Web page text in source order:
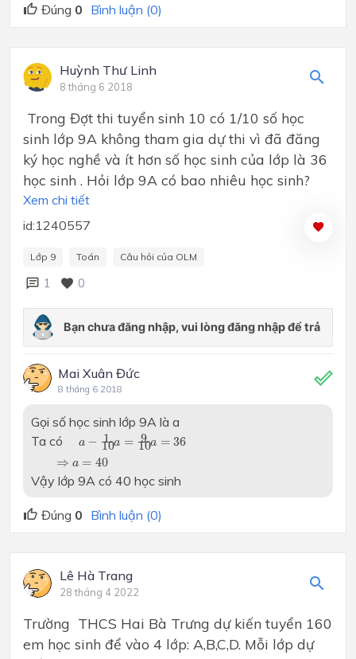
Đúng 0 Bình luận (0)
Huỳnh Thư Linh
8 tháng 6 2018
Trong Đợt thi tuyển sinh 10 có 1/10 số học
sinh lớp 9A không tham gia dự thi vì đã đăng
ký học nghề và ít hơn số học sinh của lớp là 36
học sinh . Hỏi lớp 9A có bao nhiêu học sinh?
Xem chi tiết
id:1240557
Lớp 9 Toán Câu hỏi của OLM
1 0
Mai Xuân Đức
8 tháng 6 2018
Gọi số học sinh lớp 9A là a
Ta có
a − 1
10a = 9
10a = 36
a 10 = 10 36
⇒ a = 40
⇒ =
40
Vậy lớp 9A có 40 học sinh
Đúng 0 Bình luận (0)
Lê Hà Trang
28 tháng 4 2022
Trường THCS Hai Bà Trưng dự kiến tuyển 160
em học sinh để vào 4 lớp: A,B,C,D. Mỗi lớp dự